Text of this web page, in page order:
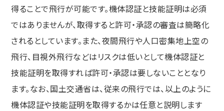
得ることで飛行が可能です。機体認証と技能証明は必須
ではありませんが、取得すると許可・承認の審査は簡略化
されるとしています。また、夜間飛行や人口密集地上空の
飛行、目視外飛行などはリスクは低いとして機体認証と
技能証明を取得すれば許可・承認は要しないこととなり
ます。なお、国土交通省は、従来の飛行では、以上のように
機体認証や技能証明を取得するかは任意と説明します